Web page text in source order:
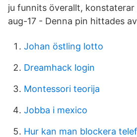
ju funnits överallt,
aug-17 - Denna pin hittades
Johan östling lotto
Dreamhack login
Montessori teorija
Jobba i mexico
Hur kan man blockera